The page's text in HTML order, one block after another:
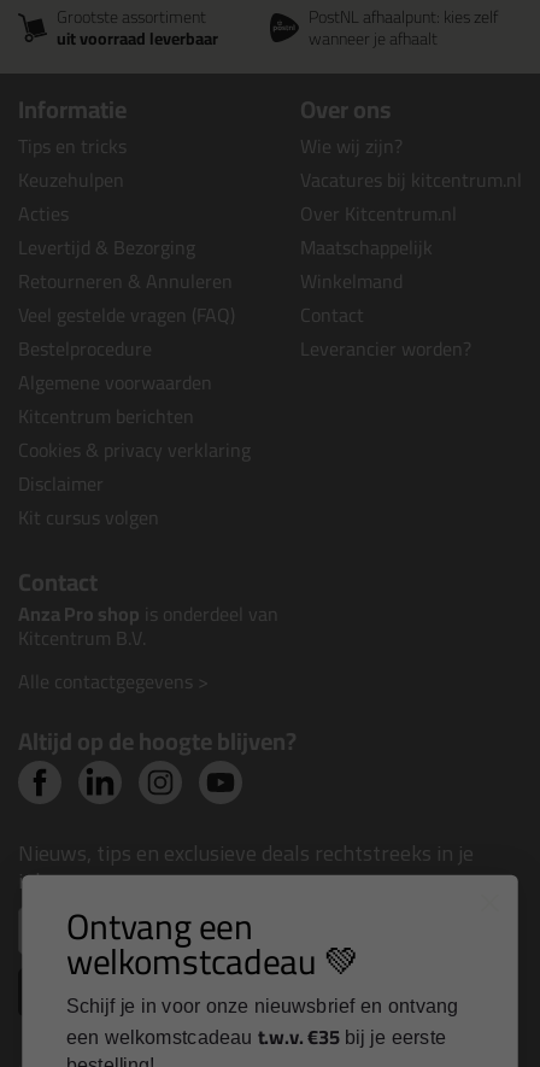
Grootste assortiment
uit voorraad leverbaar
PostNL afhaalpunt: kies zelf
wanneer je afhaalt
Informatie
Tips en tricks
Keuzehulpen
Acties
Levertijd & Bezorging
Retourneren & Annuleren
Veel gestelde vragen (FAQ)
Bestelprocedure
Algemene voorwaarden
Kitcentrum berichten
Cookies & privacy verklaring
Disclaimer
Kit cursus volgen
Over ons
Wie wij zijn?
Vacatures bij kitcentrum.nl
Over Kitcentrum.nl
Maatschappelijk
Winkelmand
Contact
Leverancier worden?
Contact
Anza Pro shop is onderdeel van
Kitcentrum B.V.
Alle contactgegevens >
Altijd op de hoogte blijven?
Nieuws, tips en exclusieve deals rechtstreeks in je
inbox
Inschrijven
Ontvang een
welkomstcadeau 💚
Schijf je in voor onze nieuwsbrief en ontvang
een welkomstcadeau t.w.v. €35 bij je eerste